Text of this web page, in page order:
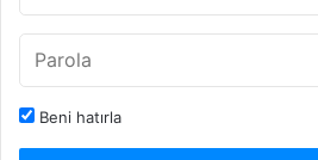
Beni hatırla